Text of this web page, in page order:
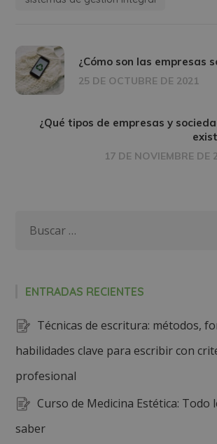
¿Cómo son las empresas
25 DE OCTUBRE DE 2021
¿Qué tipos de empresas y
17 DE NOVIEMBRE DE
ENTRADAS RECIENTES
Técnicas de escritura: métodos,
habilidades clave para escribir con
profesional
Curso de Medicina Estética: Todo
saber